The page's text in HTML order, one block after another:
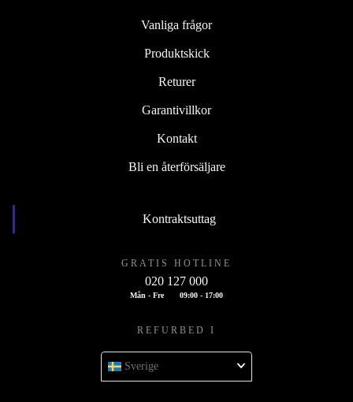
Vanliga frågor
Produktskick
Returer
Garantivillkor
Kontakt
Bli en återförsäljare
Kontraktsuttag
GRATIS HOTLINE
020 127 000
Mån - Fre 09:00 - 17:00
REFURBED I
Sverige